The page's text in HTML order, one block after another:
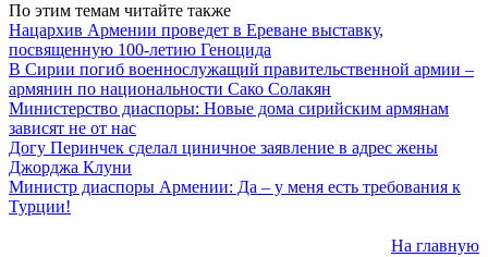
По этим темам читайте также
Нацархив Армении проведет в Ереване выставку,
посвященную 100-летию Геноцида
В Сирии погиб военнослужащий правительственной армии –
армянин по национальности Сако Солакян
Министерство диаспоры: Новые дома сирийским армянам
зависят не от нас
Догу Перинчек сделал циничное заявление в адрес жены
Джорджа Клуни
Министр диаспоры Армении: Да – у меня есть требования к
Турции!
На главную